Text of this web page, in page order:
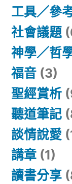
工具／參
社會議題
神學／哲
福音 (3)
聖經賞析
聽道筆記
談情說愛
講章 (1)
讀書分享